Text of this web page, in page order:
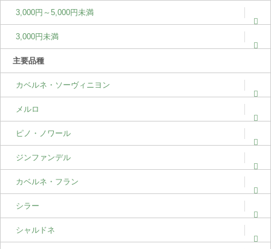
3,000円～5,000円未満
3,000円未満
主要品種
カベルネ・ソーヴィニヨン
メルロ
ピノ・ノワール
ジンファンデル
カベルネ・フラン
シラー
シャルドネ